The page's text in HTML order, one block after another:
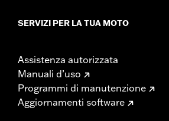
SERVIZI PER LA TUA MOTO
Assistenza autorizzata
Manuali d’uso
Programmi di manutenzione
Aggiornamenti software